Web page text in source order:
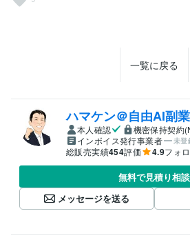
一覧に戻る
ハマケン＠自由AI副
本人確認
機密保持契約
インボイス発行事業者
未登
総販売実績454評価 4.9フォ
無料で見積り相談
メッセージを送る